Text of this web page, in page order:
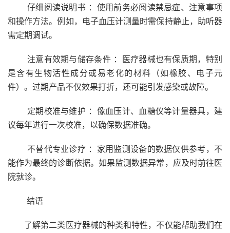
仔细阅读说明书 ：使用前务必阅读禁忌症、注意事项
和操作方法。例如，电子血压计测量时需保持静止，助听器
需定期调试。
注意有效期与储存条件 ：医疗器械也有保质期，特别
是含有生物活性成分或易老化的材料（如橡胶、电子元
件）。过期产品不仅效果打折，还可能引发感染或故障。
定期校准与维护 ：像血压计、血糖仪等计量器具，建
议每年进行一次校准，以确保数据准确。
不替代专业诊疗 ：家用监测设备的数据仅供参考，不
能作为最终的诊断依据。如果监测数据异常，应及时前往医
院就诊。
结语
了解第二类医疗器械的种类和特性，不仅能帮助我们在